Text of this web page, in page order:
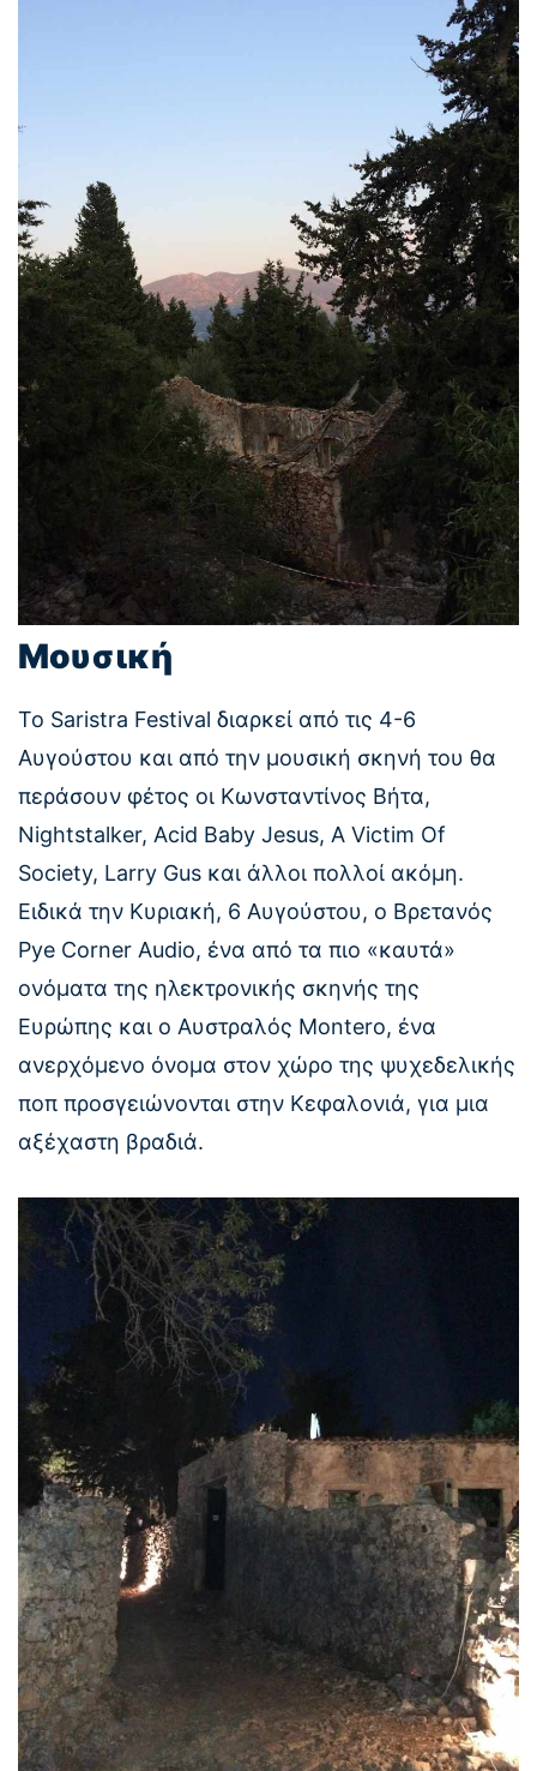
Μουσική
Το Saristra Festival διαρκεί από τις 4-6
Αυγούστου και από την μουσική σκηνή του θα
περάσουν φέτος οι Κωνσταντίνος Βήτα,
Nightstalker, Acid Baby Jesus, Α Victim Of
Society, Larry Gus και άλλοι πολλοί ακόμη.
Ειδικά την Κυριακή, 6 Αυγούστου, ο Βρετανός
Pye Corner Audio, ένα από τα πιο «καυτά»
ονόματα της ηλεκτρονικής σκηνής της
Ευρώπης και ο Αυστραλός Montero, ένα
ανερχόμενο όνομα στον χώρο της ψυχεδελικής
ποπ προσγειώνονται στην Κεφαλονιά, για μια
αξέχαστη βραδιά.